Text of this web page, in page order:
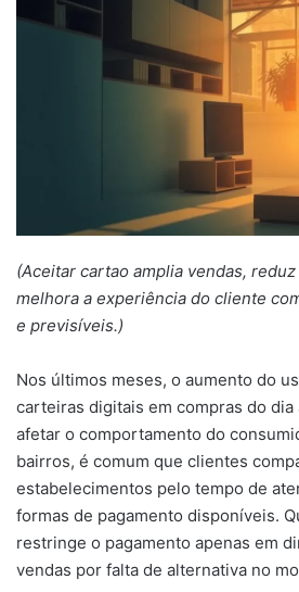
(Aceitar cartao amplia vendas,
melhora a experiência do cliente
e previsíveis.)
Nos últimos meses, o aumento do
carteiras digitais em compras do dia
afetar o comportamento do
bairros, é comum que clientes
estabelecimentos pelo tempo de
formas de pagamento disponíveis.
restringe o pagamento apenas em
vendas por falta de alternativa no